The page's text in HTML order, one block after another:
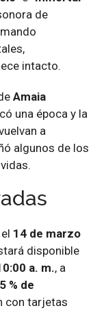
de
intacto.
Amaia
una época y la
a
algunos de los
14 de marzo
disponible
a. m., a
% de
con tarjetas